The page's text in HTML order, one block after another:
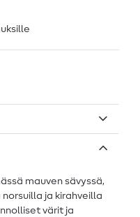
mauven sävyssä,
ja kirahveilla
värit ja